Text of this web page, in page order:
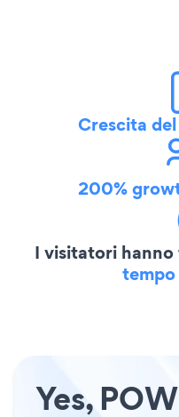
Crescita
200%
I visitatori
tempo
Yes,